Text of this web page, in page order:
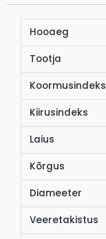
Hooaeg
Tootja
Koormusindeks
Kiirusindeks
Laius
Kõrgus
Diameeter
Veeretakistus